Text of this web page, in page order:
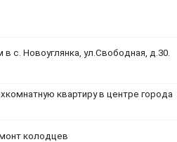
с. Новоуглянка, ул.Свободная, д.30.
квартиру в центре города
колодцев